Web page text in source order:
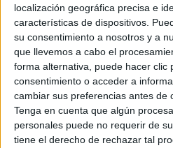
localización geográfica precisa e
características de dispositivos.
su consentimiento a nosotros y a
que llevemos a cabo el
forma alternativa, puede hacer clic
consentimiento o acceder a
cambiar sus preferencias antes de
Tenga en cuenta que algún
personales puede no requerir de
tiene el derecho de rechazar tal
Chica
¿En qué año terminas (o
Soy estudiante de:*